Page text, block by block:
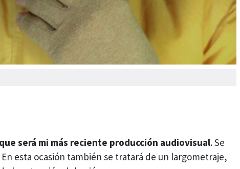
será mi más reciente producción audiovisual. Se
En esta ocasión también se tratará de un largometraje,